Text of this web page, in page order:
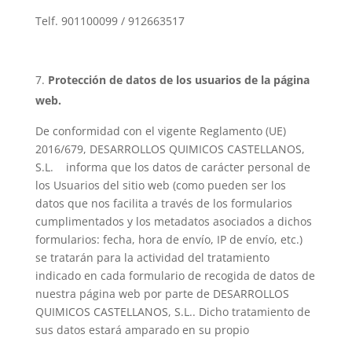
Telf. 901100099 / 912663517
Protección de datos de los usuarios de la página
web.
De conformidad con el vigente Reglamento (UE)
2016/679, DESARROLLOS QUIMICOS CASTELLANOS,
S.L. informa que los datos de carácter personal de
los Usuarios del sitio web (como pueden ser los
datos que nos facilita a través de los formularios
cumplimentados y los metadatos asociados a dichos
formularios: fecha, hora de envío, IP de envío, etc.)
se tratarán para la actividad del tratamiento
indicado en cada formulario de recogida de datos de
nuestra página web por parte de DESARROLLOS
QUIMICOS CASTELLANOS, S.L.. Dicho tratamiento de
sus datos estará amparado en su propio